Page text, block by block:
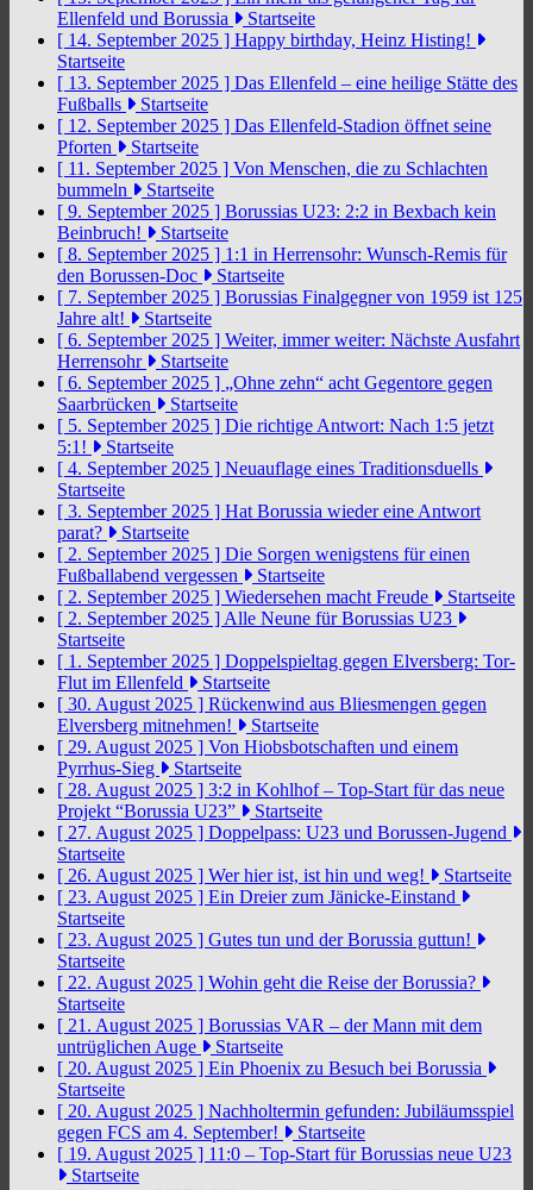
Ellenfeld und Borussia
Startseite
[ 14. September 2025 ] Happy birthday, Heinz Histing!
Startseite
[ 13. September 2025 ] Das Ellenfeld – eine heilige Stätte des
Fußballs
Startseite
[ 12. September 2025 ] Das Ellenfeld-Stadion öffnet seine
Pforten
Startseite
[ 11. September 2025 ] Von Menschen, die zu Schlachten
bummeln
Startseite
[ 9. September 2025 ] Borussias U23: 2:2 in Bexbach kein
Beinbruch!
Startseite
[ 8. September 2025 ] 1:1 in Herrensohr: Wunsch-Remis für
den Borussen-Doc
Startseite
[ 7. September 2025 ] Borussias Finalgegner von 1959 ist 125
Jahre alt!
Startseite
[ 6. September 2025 ] Weiter, immer weiter: Nächste Ausfahrt
Herrensohr
Startseite
[ 6. September 2025 ] „Ohne zehn“ acht Gegentore gegen
Saarbrücken
Startseite
[ 5. September 2025 ] Die richtige Antwort: Nach 1:5 jetzt
5:1!
Startseite
[ 4. September 2025 ] Neuauflage eines Traditionsduells
Startseite
[ 3. September 2025 ] Hat Borussia wieder eine Antwort
parat?
Startseite
[ 2. September 2025 ] Die Sorgen wenigstens für einen
Fußballabend vergessen
Startseite
[ 2. September 2025 ] Wiedersehen macht Freude
Startseite
[ 2. September 2025 ] Alle Neune für Borussias U23
Startseite
[ 1. September 2025 ] Doppelspieltag gegen Elversberg: Tor-
Flut im Ellenfeld
Startseite
[ 30. August 2025 ] Rückenwind aus Bliesmengen gegen
Elversberg mitnehmen!
Startseite
[ 29. August 2025 ] Von Hiobsbotschaften und einem
Pyrrhus-Sieg
Startseite
[ 28. August 2025 ] 3:2 in Kohlhof – Top-Start für das neue
Projekt “Borussia U23”
Startseite
[ 27. August 2025 ] Doppelpass: U23 und Borussen-Jugend
Startseite
[ 26. August 2025 ] Wer hier ist, ist hin und weg!
Startseite
[ 23. August 2025 ] Ein Dreier zum Jänicke-Einstand
Startseite
[ 23. August 2025 ] Gutes tun und der Borussia guttun!
Startseite
[ 22. August 2025 ] Wohin geht die Reise der Borussia?
Startseite
[ 21. August 2025 ] Borussias VAR – der Mann mit dem
untrüglichen Auge
Startseite
[ 20. August 2025 ] Ein Phoenix zu Besuch bei Borussia
Startseite
[ 20. August 2025 ] Nachholtermin gefunden: Jubiläumsspiel
gegen FCS am 4. September!
Startseite
[ 19. August 2025 ] 11:0 – Top-Start für Borussias neue U23
Startseite